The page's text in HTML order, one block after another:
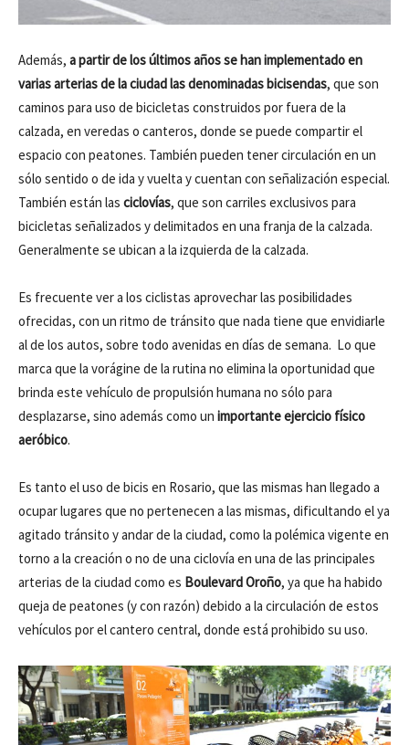
Además, a partir de los últimos años se han implementado en
varias arterias de la ciudad las denominadas bicisendas, que son
caminos para uso de bicicletas construidos por fuera de la
calzada, en veredas o canteros, donde se puede compartir el
espacio con peatones. También pueden tener circulación en un
sólo sentido o de ida y vuelta y cuentan con señalización especial.
También están las ciclovías, que son carriles exclusivos para
bicicletas señalizados y delimitados en una franja de la calzada.
Generalmente se ubican a la izquierda de la calzada.
Es frecuente ver a los ciclistas aprovechar las posibilidades
ofrecidas, con un ritmo de tránsito que nada tiene que envidiarle
al de los autos, sobre todo avenidas en días de semana. Lo que
marca que la vorágine de la rutina no elimina la oportunidad que
brinda este vehículo de propulsión humana no sólo para
desplazarse, sino además como un importante ejercicio físico
aeróbico.
Es tanto el uso de bicis en Rosario, que las mismas han llegado a
ocupar lugares que no pertenecen a las mismas, dificultando el ya
agitado tránsito y andar de la ciudad, como la polémica vigente en
torno a la creación o no de una ciclovía en una de las principales
arterias de la ciudad como es Boulevard Oroño, ya que ha habido
queja de peatones (y con razón) debido a la circulación de estos
vehículos por el cantero central, donde está prohibido su uso.